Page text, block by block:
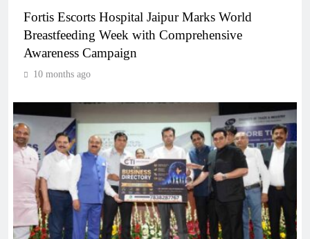
Fortis Escorts Hospital Jaipur Marks World
Breastfeeding Week with Comprehensive
Awareness Campaign
10 months ago